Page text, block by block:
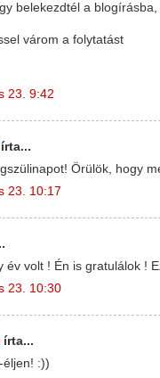
belekezdtél a
várom a folytatást
23. 9:42
írta...
Örülök, hogy
23. 10:17
év volt ! Én is gratulálok !
23. 10:30
írta...
éljen! :))